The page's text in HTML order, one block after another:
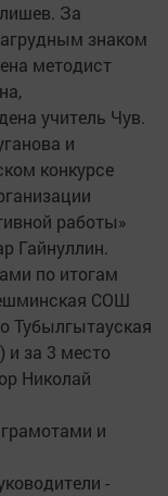
За
знаком
методист
учитель Чув.
и
конкурсе
работы»
Гайнуллин.
по итогам
СОШ
Тубылгытауская
и за 3 место
Николай
и
-